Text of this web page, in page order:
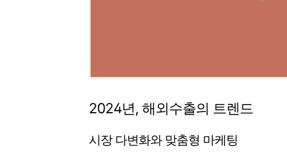
2024년, 해외수출의 트렌드
시장 다변화와 맞춤형 마케팅